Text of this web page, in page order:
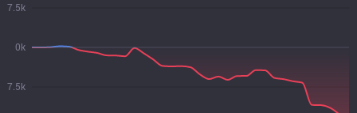
7.5k
0k
7.5k